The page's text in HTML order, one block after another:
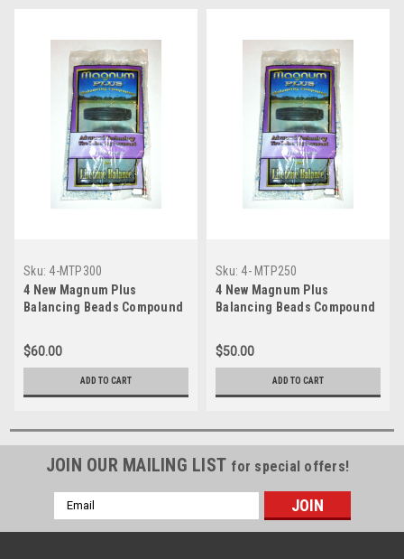
Sku: 4-MTP300
4 New Magnum Plus
Balancing Beads Compound
$60.00
ADD TO CART
Sku: 4- MTP250
4 New Magnum Plus
Balancing Beads Compound
$50.00
ADD TO CART
JOIN OUR MAILING LIST for special offers!
Email
Address